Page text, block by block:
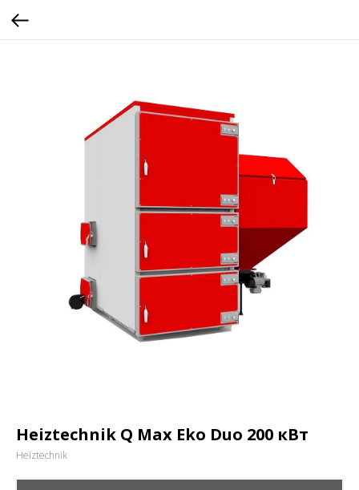
Heiztechnik Q Max Eko Duo 200 кВт
Heiztechnik